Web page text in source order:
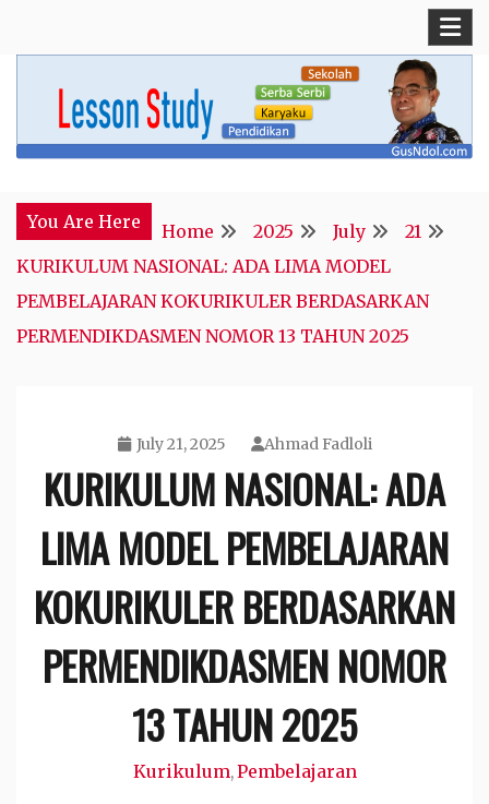
content
GusNdol
You Are Here
Home 2025 July
21
KURIKULUM NASIONAL: ADA LIMA MODEL
PEMBELAJARAN KOKURIKULER BERDASARKAN
PERMENDIKDASMEN NOMOR 13 TAHUN 2025
July 21, 2025 Ahmad Fadloli
KURIKULUM NASIONAL: ADA
LIMA MODEL PEMBELAJARAN
KOKURIKULER BERDASARKAN
PERMENDIKDASMEN NOMOR
13 TAHUN 2025
Kurikulum,Pembelajaran